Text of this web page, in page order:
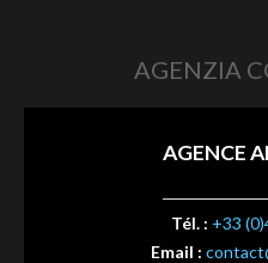
AGENZIA
AGENCE
Tél. : +33
Email :